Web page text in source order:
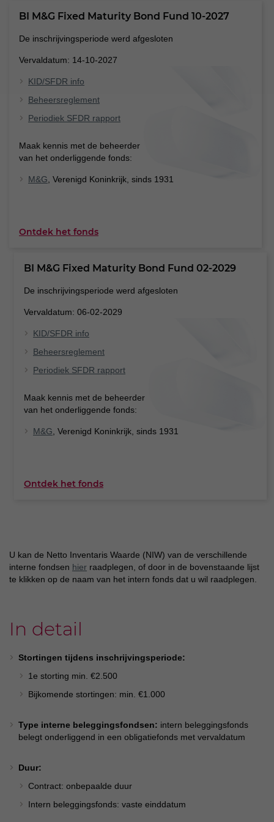
BI M&G Fixed Maturity Bond Fund 10-2027
De inschrijvingsperiode werd afgesloten
Vervaldatum: 14-10-2027
KID/SFDR info
Beheersreglement
Periodiek SFDR rapport
Maak kennis met de beheerder
van het onderliggende fonds:
M&G , Verenigd Koninkrijk, sinds 1931
Ontdek het fonds
BI M&G Fixed Maturity Bond Fund 02-2029
De inschrijvingsperiode werd afgesloten
Vervaldatum: 06-02-2029
KID/SFDR info
Beheersreglement
Periodiek SFDR rapport
Maak kennis met de beheerder
van het onderliggende fonds:
M&G , Verenigd Koninkrijk, sinds 1931
Ontdek het fonds
U kan de Netto Inventaris Waarde (NIW) van de verschillende
interne fondsen hier raadplegen, of door in de bovenstaande lijst
te klikken op de naam van het intern fonds dat u wil raadplegen.
In detail
Stortingen tijdens inschrijvingsperiode:
1e storting min. €2.500
Bijkomende stortingen: min. €1.000
Type interne beleggingsfondsen: intern beleggingsfonds
belegt onderliggend in een obligatiefonds met vervaldatum
Duur:
Contract: onbepaalde duur
Intern beleggingsfonds: vaste einddatum